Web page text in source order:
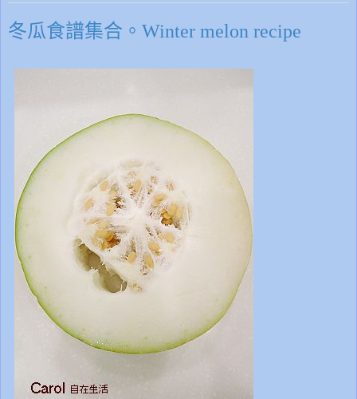
冬瓜食譜集合。Winter melon recipe